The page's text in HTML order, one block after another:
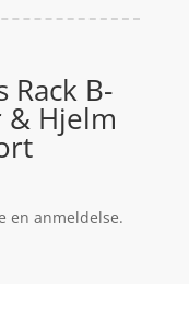
Rack B-
& Hjelm
en anmeldelse.